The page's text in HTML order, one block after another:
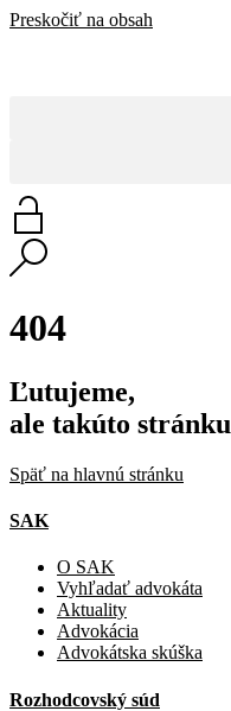
Preskočiť na obsah
404
Ľutujeme,
ale takúto
Späť na hlavnú stránku
SAK
O SAK
Vyhľadať advokáta
Aktuality
Advokácia
Advokátska skúška
Rozhodcovský súd